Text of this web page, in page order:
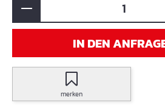
IN DEN
merken